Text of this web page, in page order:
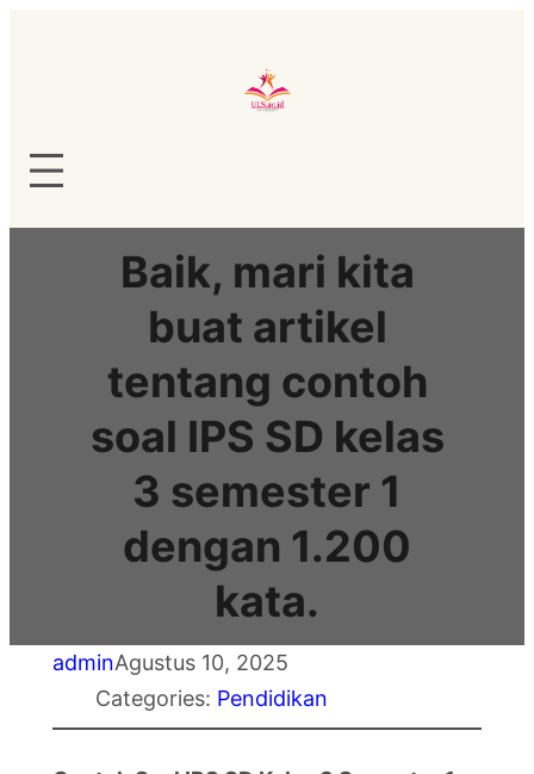
Baik, mari kita
buat artikel
tentang contoh
soal IPS SD kelas
3 semester 1
dengan 1.200
kata.
adminAgustus 10, 2025
Categories: Pendidikan